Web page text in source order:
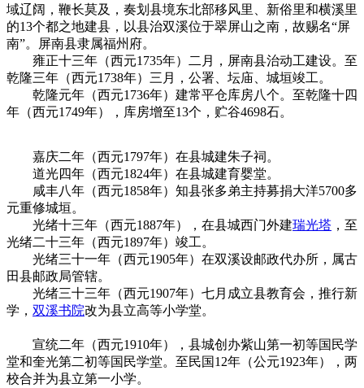
域辽阔，鞭长莫及，奏划县境东北部移风里、新俗里和横溪里
的13个都之地建县，以县治双溪位于翠屏山之南，故赐名“屏
南”。屏南县隶属福州府。
雍正十三年（西元1735年）二月，屏南县治动工建设。至
乾隆三年（西元1738年）三月，公署、坛庙、城垣竣工。
乾隆元年（西元1736年）建常平仓库房八个。至乾隆十四
年（西元1749年），库房增至13个，贮谷4698石。
嘉庆二年（西元1797年）在县城建朱子祠。
道光四年（西元1824年）在县城建育婴堂。
咸丰八年（西元1858年）知县张多弟主持募捐大洋5700多
元重修城垣。
光绪十三年（西元1887年），在县城西门外建瑞光塔 ，至
光绪二十三年（西元1897年）竣工。
光绪三十一年（西元1905年）在双溪设邮政代办所，属古
田县邮政局管辖。
光绪三十三年（西元1907年）七月成立县教育会，推行新
学， 双溪书院改为县立高等小学堂。
宣统二年（西元1910年），县城创办紫山第一初等国民学
堂和奎光第二初等国民学堂。至民国12年（公元1923年），两
校合并为县立第一小学。